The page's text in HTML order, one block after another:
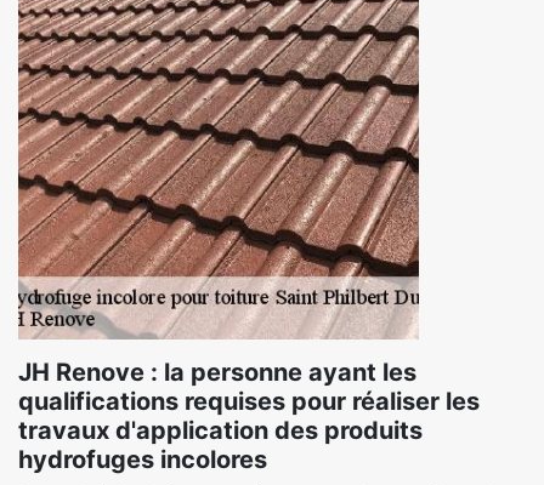
JH Renove : la personne ayant les
qualifications requises pour réaliser les
travaux d'application des produits
hydrofuges incolores